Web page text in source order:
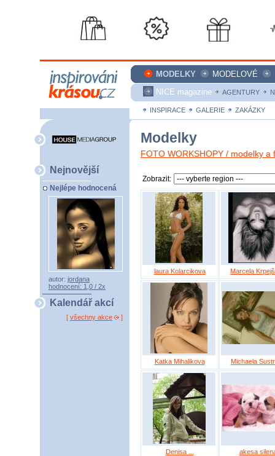
MODELKY MODELOVÉ
NICE magazine
AGENTURY
INSPIRACE GALERIE ZAKÁZKY
Nejnovější
Nejlépe hodnocená
autor: jordana
hodnocení: 1,0 / 2x
Kalendář akcí
[ všechny akce ]
Modelky
FOTO WORKSHOPY / modelky
Zobrazit:
laura Kolarcikova Marcela
Katka Mihalikova Michaela
Denisa ... akesa